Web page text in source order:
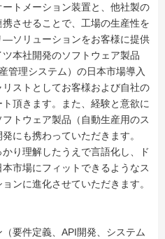
トメーション装置と、他社製の
させることで、工場の生産性を
ソリューションをお客様に提供
本社開発のソフトウェア製品
管理システム）の日本市場導入
ストとしてお客様および自社の
頂きます。また、経験と意欲に
トウェア製品（自動生産用のス
にも携わっていただきます。
り理解したうえで言語化し、ド
市場にフィットできるようなス
ンに進化させていただきます。
要件定義、API開発、システム